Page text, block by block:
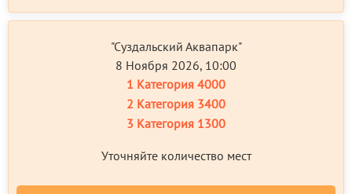
"Суздальский Аквапарк"
8 Ноября 2026, 10:00
1 Категория 4000
2 Категория 3400
3 Категория 1300
Уточняйте количество мест